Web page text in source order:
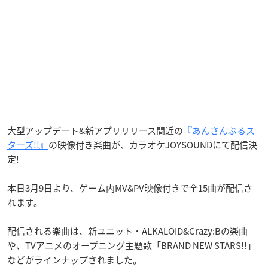
大型アップデート&新アプリリリース間近の 『あんさんぶるス
ターズ!!』 の映像付き楽曲が、カラオケJOYSOUNDにて配信決
定!
本日3月9日より、ゲーム内MV&PV映像付きで全15曲が配信さ
れます。
配信される楽曲は、新ユニット・ALKALOID&Crazy:Bの楽曲
や、TVアニメのオープニング主題歌「BRAND NEW STARS!!」
などがラインナップされました。